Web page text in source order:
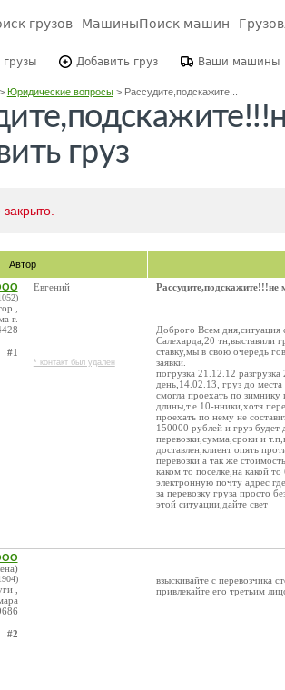
грузов МашиныПоиск машин
Добавить груз Ваши машины
Юридические вопросы> Рассудите,подскажите...
груз
Автор
,
г.
#1
Евгений
* контакт был удален
Рассудите,подскажите!!!не
Доброго Всем дня,ситуация
Салехарда,20 тн,выставили
ставку,мы в свою очередь
заявки.
погрузка 21.12.12
день,14.02.13, груз до
смогла проехать по
длины,т.е 10-нники,хотя
проехать по нему не
150000 рублей и груз будет
перевозки,сумма,сроки и
доставлен,клиент опять
перевозки а так же
каком то поселке,на какой
электронную почту адрес
за перевозку груза просто
этой ситуации,дайте свет
,
#2
взыскивайте с перевозчика
привлекайте его третьим